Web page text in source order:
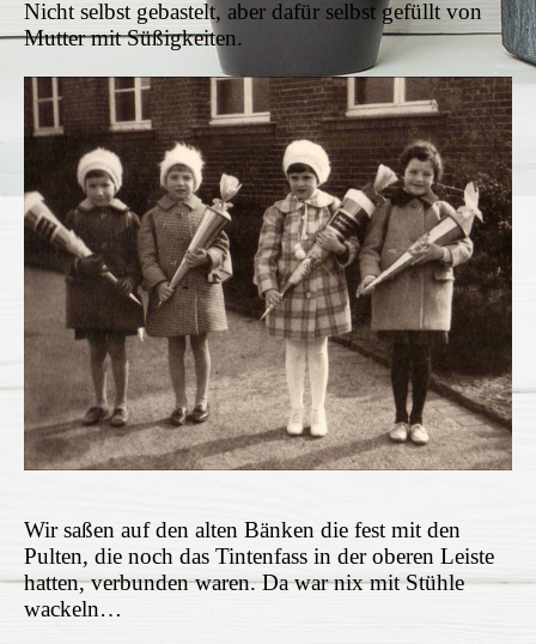
Nicht selbst gebastelt, aber dafür selbst gefüllt von
Mutter mit Süßigkeiten.
Wir saßen auf den alten Bänken die fest mit den
Pulten, die noch das Tintenfass in der oberen Leiste
hatten, verbunden waren. Da war nix mit Stühle
wackeln…